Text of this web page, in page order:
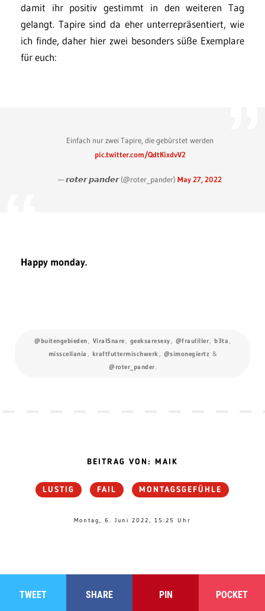
damit ihr positiv gestimmt in den weiteren Tag
gelangt. Tapire sind da eher unterrepräsentiert, wie
ich finde, daher hier zwei besonders süße Exemplare
für euch:
Einfach nur zwei Tapire, die gebürstet werden
pic.twitter.com/QdtKixdvV2
— 𝙧𝙤𝙩𝙚𝙧 𝙥𝙖𝙣𝙙𝙚𝙧 (@roter_pander)May 27, 2022
Happy monday.
@buitengebieden , ViralSnare , geeksaresexy , @frauliller, b3ta ,
misscellania , kraftfuttermischwerk , @simonegiertz &
@roter_pander.
BEITRAG VON: MAIK
LUSTIG FAIL MONTAGSGEFÜHLE
Montag, 6. Juni 2022, 15:25 Uhr
TWEET SHARE PIN POCKET